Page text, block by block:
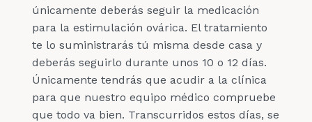
únicamente deberás seguir la medicación
para la estimulación ovárica. El tratamiento
te lo suministrarás tú misma desde casa y
deberás seguirlo durante unos 10 o 12 días.
Únicamente tendrás que acudir a la clínica
para que nuestro equipo médico compruebe
que todo va bien. Transcurridos estos días, se